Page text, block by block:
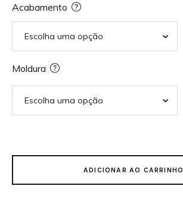
Acabamento
Moldura
ADICIONAR AO CARRINHO